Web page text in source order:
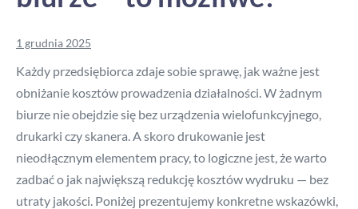
1 grudnia 2025
Każdy przedsiębiorca zdaje sobie sprawę, jak ważne jest
obniżanie kosztów prowadzenia działalności. W żadnym
biurze nie obejdzie się bez urządzenia wielofunkcyjnego,
drukarki czy skanera. A skoro drukowanie jest
nieodłącznym elementem pracy, to logiczne jest, że warto
zadbać o jak największą redukcję kosztów wydruku — bez
utraty jakości. Poniżej prezentujemy konkretne wskazówki,